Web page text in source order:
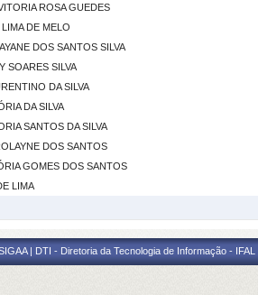
ROSA GUEDES
DE MELO
DOS SANTOS SILVA
SOARES SILVA
DA SILVA
DA SILVA
SANTOS DA SILVA
DOS SANTOS
GOMES DOS SANTOS
LIMA
| DTI - Diretoria da Tecnologia de Informação -